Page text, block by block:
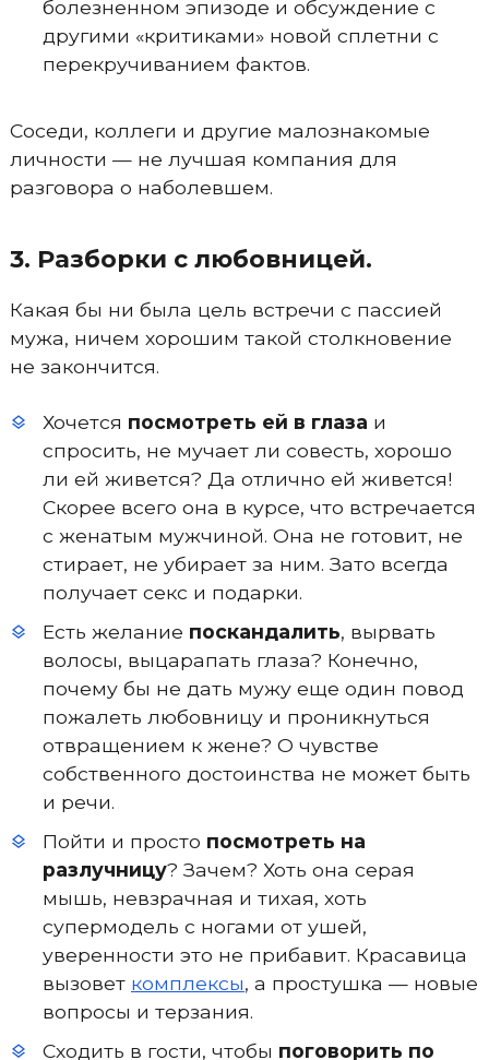
болезненном эпизоде и обсуждение с
другими «критиками» новой сплетни с
перекручиванием фактов.
Соседи, коллеги и другие малознакомые
личности — не лучшая компания для
разговора о наболевшем.
3. Разборки с любовницей.
Какая бы ни была цель встречи с пассией
мужа, ничем хорошим такой столкновение
не закончится.
Хочется посмотреть ей в глаза и
спросить, не мучает ли совесть, хорошо
ли ей живется? Да отлично ей живется!
Скорее всего она в курсе, что встречается
с женатым мужчиной. Она не готовит, не
стирает, не убирает за ним. Зато всегда
получает секс и подарки.
Есть желание поскандалить, вырвать
волосы, выцарапать глаза? Конечно,
почему бы не дать мужу еще один повод
пожалеть любовницу и проникнуться
отвращением к жене? О чувстве
собственного достоинства не может быть
и речи.
Пойти и просто посмотреть на
разлучницу? Зачем? Хоть она серая
мышь, невзрачная и тихая, хоть
супермодель с ногами от ушей,
уверенности это не прибавит. Красавица
вызовет комплексы, а простушка — новые
вопросы и терзания.
Сходить в гости, чтобы поговорить по